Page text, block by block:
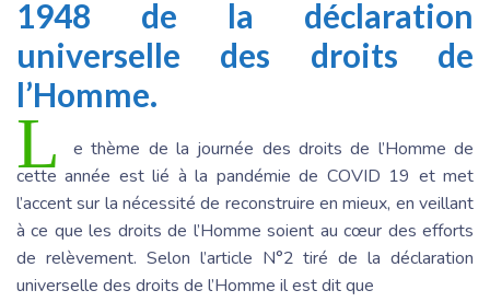
1948 de la déclaration
universelle des droits de
l’Homme.
L
e thème de la journée des droits de l’Homme de
cette année est lié à la pandémie de COVID 19 et met
l’accent sur la nécessité de reconstruire en mieux, en veillant
à ce que les droits de l’Homme soient au cœur des efforts
de relèvement. Selon l’article N°2 tiré de la déclaration
universelle des droits de l’Homme il est dit que